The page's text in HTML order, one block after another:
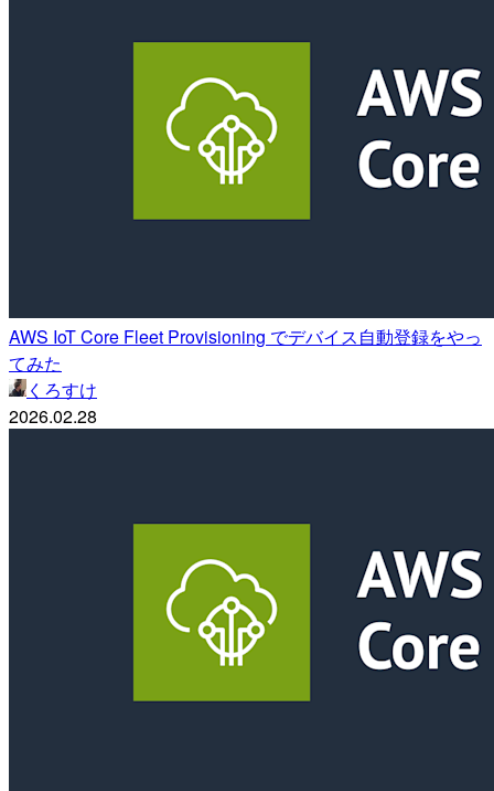
AWS IoT Core Fleet Provisioning でデバイス自動登録をやっ
てみた
くろすけ
2026.02.28